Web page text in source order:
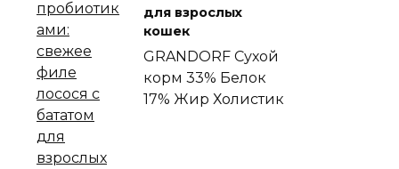
для взрослых
кошек
GRANDORF Сухой
корм 33% Белок
17% Жир Холистик